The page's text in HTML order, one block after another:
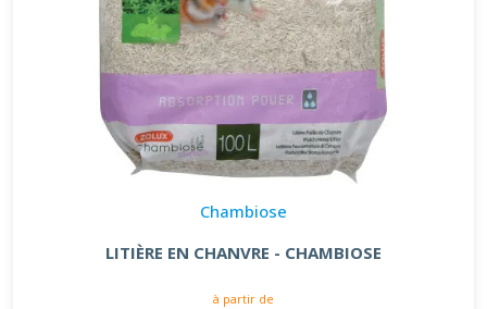
Chambiose
LITIÈRE EN CHANVRE - CHAMBIOSE
à partir de